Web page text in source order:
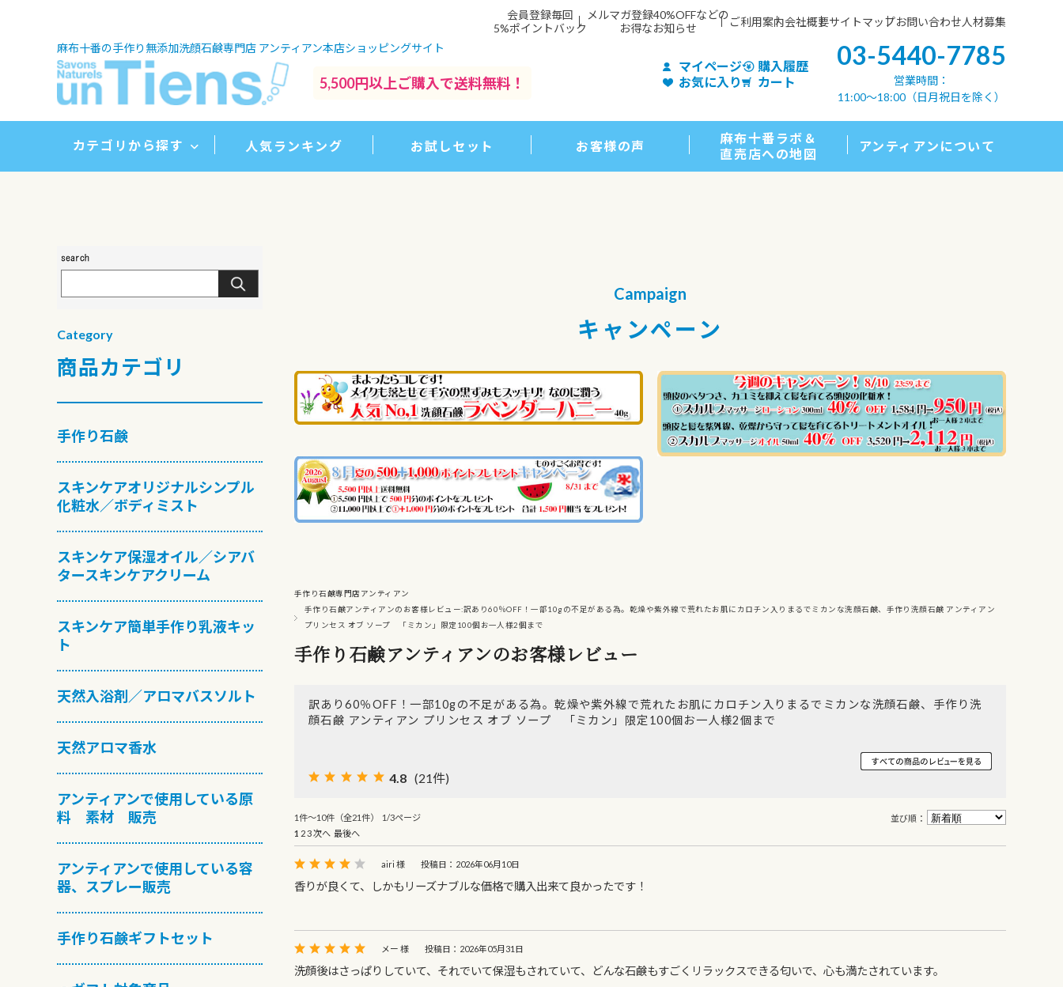
会員登録毎回
5%ポイントバック
メルマガ登録40%OFFなどの
お得なお知らせ
ご利用案内会社概要サイトマップお問い合わせ人材募集
麻布十番の手作り無添加洗顔石鹸専門店 アンティアン本店ショッピングサイト
5,500円以上ご購入で送料無料！
マイページ
購入履歴
お気に入り
カート
03-5440-7785
営業時間：
11:00〜18:00（日月祝日を除く）
カテゴリから探す 人気ランキング お試しセット お客様の声
麻布十番ラボ＆
直売店への地図
アンティアンについて
Campaign
キャンペーン
手作り石鹸専門店アンティアン
手作り石鹸アンティアンのお客様レビュー:訳あり60％OFF！一部10gの不足がある為。乾燥や紫外線で荒れたお肌にカロチン入りまるでミカンな洗顔石鹸、手作り洗顔石鹸 アンティアン
プリンセス オブ ソープ 「ミカン」限定100個お一人様2個まで
手作り石鹸アンティアンのお客様レビュー
訳あり60％OFF！一部10gの不足がある為。乾燥や紫外線で荒れたお肌にカロチン入りまるでミカンな洗顔石鹸、手作り洗
顔石鹸 アンティアン プリンセス オブ ソープ 「ミカン」限定100個お一人様2個まで
4.8 (21件)
1件～10件（全21件） 1/3ページ
1 23次へ 最後へ
並び順：
airi 様 投稿日：2026年06月10日
香りが良くて、しかもリーズナブルな価格で購入出来て良かったです！
メー 様 投稿日：2026年05月31日
洗顔後はさっぱりしていて、それでいて保湿もされていて、どんな石鹸もすごくリラックスできる匂いで、心も満たされています。
Category
商品カテゴリ
手作り石鹸
スキンケアオリジナルシンプル
化粧水／ボディミスト
スキンケア保湿オイル／シアバ
タースキンケアクリーム
スキンケア簡単手作り乳液キッ
ト
天然入浴剤／アロマバスソルト
天然アロマ香水
アンティアンで使用している原
料 素材 販売
アンティアンで使用している容
器、スプレー販売
手作り石鹸ギフトセット